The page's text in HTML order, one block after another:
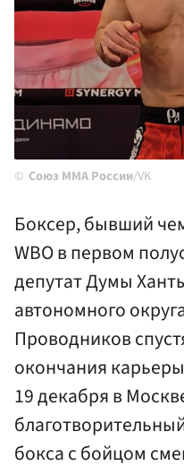
Союз MMA России/VK
Боксер, бывший
WBO в первом
депутат Думы
автономного
Проводников
окончания
19 декабря в
бокса с бойцом